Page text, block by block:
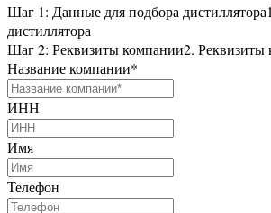
Шаг 1: Данные для подбора дистиллятора
дистиллятора
Шаг 2: Реквизиты компании2. Реквизиты
Название компании*
ИНН
Имя
Телефон